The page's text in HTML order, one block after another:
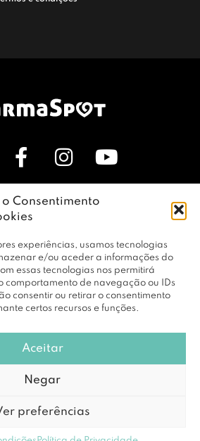
Consentimento
experiências, usamos tecnologias
e/ou aceder a informações do
essas tecnologias nos permitirá
comportamento de navegação ou IDs
consentir ou retirar o consentimento
certos recursos e funções.
Aceitar
Negar
preferências
LINKS ÚTEIS
EMPRESA
PERFIL
Distribuição Lda. Todos os Direitos